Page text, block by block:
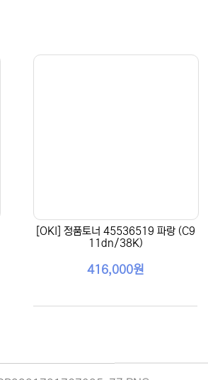
[OKI] 정품토너 45536519 파랑 (C9
11dn/38K)
416,000원